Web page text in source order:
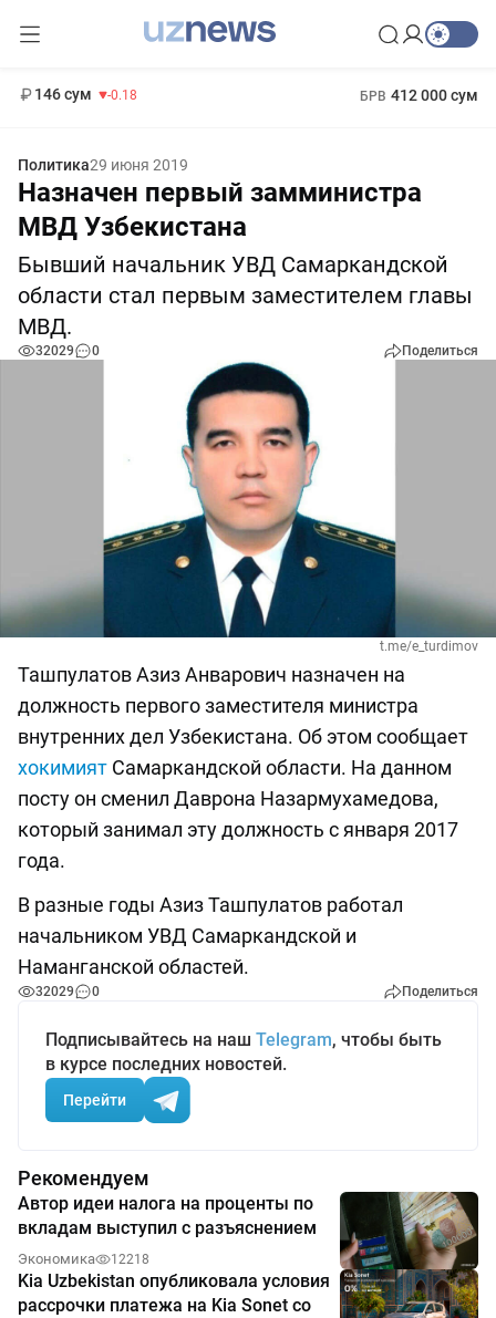
146 сум -0.18 БРВ 412 000 сум
Политика29 июня 2019
Назначен первый замминистра
МВД Узбекистана
Бывший начальник УВД Самаркандской
области стал первым заместителем главы
МВД.
32029 0 Поделиться
t.me/e_turdimov
Ташпулатов Азиз Анварович назначен на
должность первого заместителя министра
внутренних дел Узбекистана. Об этом сообщает
хокимият Самаркандской области. На данном
посту он сменил Даврона Назармухамедова,
который занимал эту должность с января 2017
года.
В разные годы Азиз Ташпулатов работал
начальником УВД Самаркандской и
Наманганской областей.
32029 0 Поделиться
Подписывайтесь на наш Telegram, чтобы быть
в курсе последних новостей.
Перейти
Рекомендуем
Автор идеи налога на проценты по
вкладам выступил с разъяснением
Экономика 12218
Kia Uzbekistan опубликовала условия
рассрочки платежа на Kia Sonet со